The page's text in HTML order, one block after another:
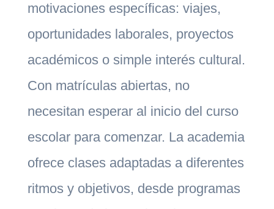
motivaciones específicas: viajes,
oportunidades laborales, proyectos
académicos o simple interés cultural.
Con matrículas abiertas, no
necesitan esperar al inicio del curso
escolar para comenzar. La academia
ofrece clases adaptadas a diferentes
ritmos y objetivos, desde programas